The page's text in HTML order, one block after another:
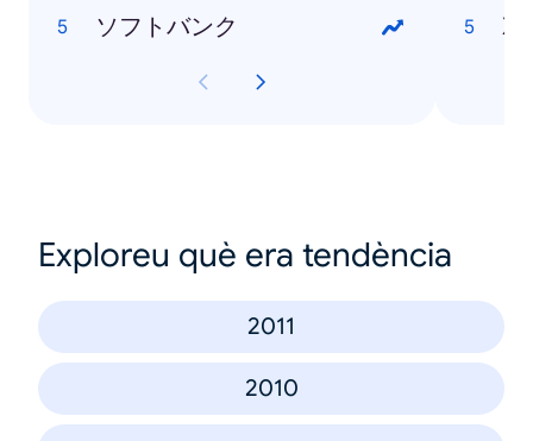
ソフトバンク
Exploreu què era tendència
2011
2010